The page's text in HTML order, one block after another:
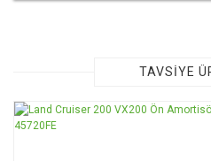
Görüş ve önerileriniz için
Ürün resmi kalitesiz, bozuk
TAVSİYE